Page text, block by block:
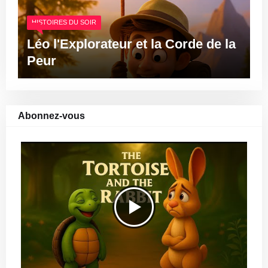
HISTOIRES DU SOIR
Léo l'Explorateur et la Corde de la
Peur
Abonnez-vous